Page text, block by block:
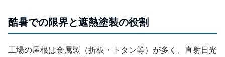
酷暑での限界と遮熱塗装の役割
工場の屋根は金属製（折板・トタン等）が多く、直射日光